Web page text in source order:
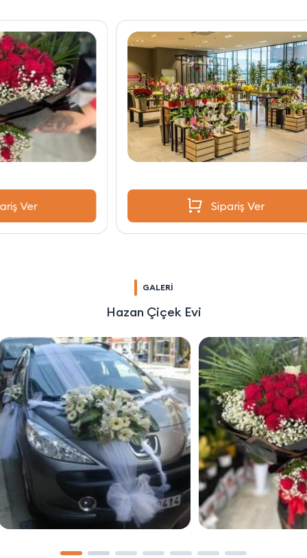
Sipariş Ver
GALERİ
Hazan Çiçek Evi